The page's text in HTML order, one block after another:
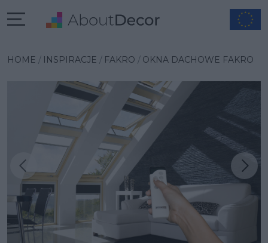
HOME INSPIRACJE FAKRO OKNA DACHOWE FAKRO
Poprzednia inspiracja
Następna inspiracja